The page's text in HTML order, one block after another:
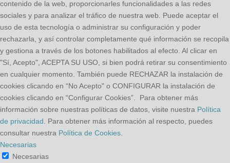
contenido de la web, proporcionarles funcionalidades a las redes
sociales y para analizar el tráfico de nuestra web. Puede aceptar el
uso de esta tecnología o administrar su configuración y poder
rechazarla, y así controlar completamente qué información se recopila
y gestiona a través de los botones habilitados al efecto. Al clicar en
"Sí, Acepto", ACEPTA SU USO, si bien podrá retirar su consentimiento
en cualquier momento. También puede RECHAZAR la instalación de
cookies clicando en “No Acepto" o CONFIGURAR la instalación de
cookies clicando en “Configurar Cookies”. Para obtener más
información sobre nuestras políticas de datos, visite nuestra Política
de privacidad . Para obtener más información al respecto, puedes
consultar nuestra Política de Cookies
Necesarias
Necesarias